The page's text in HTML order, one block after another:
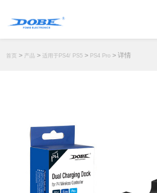
联系我们
下载专区
经销商
首页 > 产品 > 适用于PS4/ PS5 > PS4 Pro > 详情